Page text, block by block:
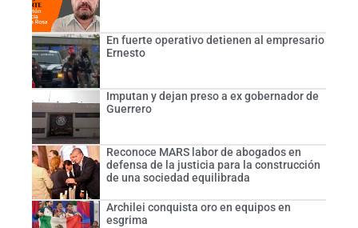
En fuerte operativo detienen al empresario
Ernesto
Imputan y dejan preso a ex gobernador de
Guerrero
Reconoce MARS labor de abogados en
defensa de la justicia para la construcción
de una sociedad equilibrada
Archilei conquista oro en equipos en
esgrima